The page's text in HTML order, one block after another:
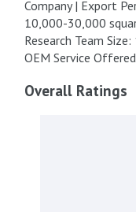
Company | Export
10,000-30,000
Research Team
OEM Service Offered
Overall Ratings